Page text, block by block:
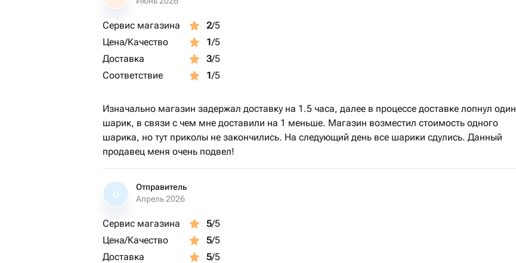
Сервис магазина 2/5
Цена/Качество
1/5
Доставка
3/5
Соответствие
1/5
Изначально магазин задержал доставку на 1.5 часа, далее в процессе доставке лопнул один
шарик, в связи с чем мне доставили на 1 меньше. Магазин возместил стоимость одного
шарика, но тут приколы не закончились. На следующий день все шарики сдулись. Данный
продавец меня очень подвел!
О
Отправитель
Апрель 2026
Сервис магазина 5/5
Цена/Качество
5/5
Доставка
5/5